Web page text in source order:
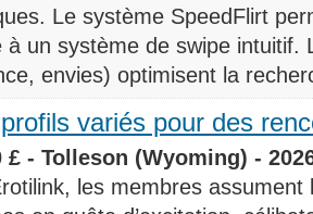
Le système SpeedFlirt
à un système de swipe intuitif.
envies) optimisent la
variés pour des
£ - Tolleson (Wyoming) -
les membres